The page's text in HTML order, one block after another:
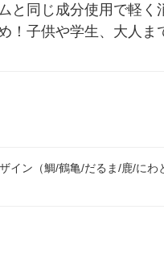
と同じ成分使用で軽
！子供や学生、大人ま
イン（鯛/鶴亀/だるま/鹿/にわ